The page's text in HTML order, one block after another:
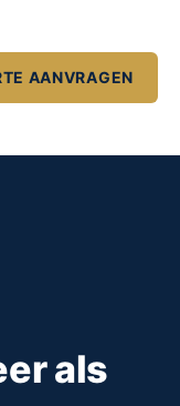
AANVRAGEN
als